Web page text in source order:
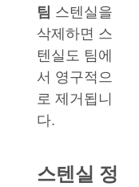
팀 스텐실을
삭제하면 스
텐실도 팀에
서 영구적으
로 제거됩니
다.
스텐실 정